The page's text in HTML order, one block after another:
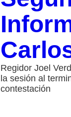
Regidor Joel
la sesión al
contestación